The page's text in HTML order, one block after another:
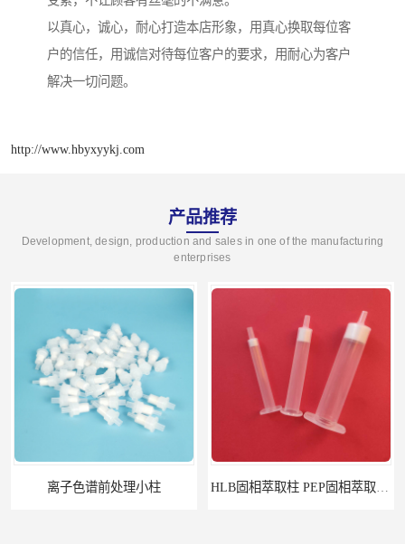
以真心，诚心，耐心打造本店形象，用真心换取每位客
户的信任，用诚信对待每位客户的要求，用耐心为客户
解决一切问题。
http://www.hbyxyykj.com
产品推荐
Development, design, production and sales in one of the manufacturing
enterprises
离子色谱前处理小柱​